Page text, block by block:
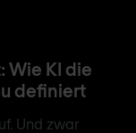
Wie KI die
definiert
Und zwar